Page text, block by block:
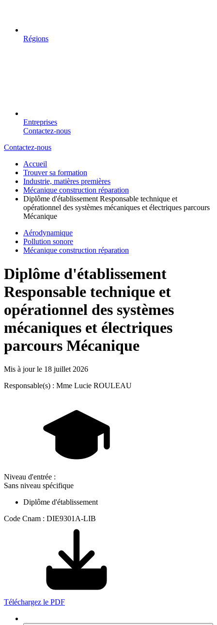
Régions
Entreprises
Contactez-nous
Contactez-nous
Accueil
Trouver sa formation
Industrie, matières premières
Mécanique construction réparation
Diplôme d'établissement Responsable technique et
opérationnel des systèmes mécaniques et électriques parcours
Mécanique
Aérodynamique
Pollution sonore
Mécanique construction réparation
Diplôme d'établissement
Responsable technique et
opérationnel des systèmes
mécaniques et électriques
parcours Mécanique
Mis à jour le 18 juillet 2026
Responsable(s) : Mme Lucie ROULEAU
Niveau d'entrée :
Sans niveau spécifique
Diplôme d'établissement
Code Cnam : DIE9301A-LIB
Téléchargez le PDF